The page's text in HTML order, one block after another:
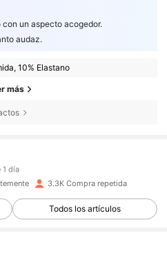
un aspecto acogedor.
audaz.
10% Elastano
más
1 día
Hace 2 horas3.3K Compra repetida
Todos los artículos